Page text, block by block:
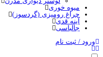
میوه خوری
چراغ رومیزی (گردسوز)
آینه قدی
جالباسی
ورود / ثبت نام